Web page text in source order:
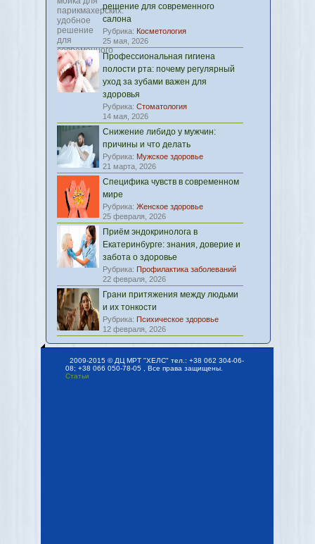
решение для современного
салона
Рубрика: Косметология
25 мая, 2026
Профессиональная гигиена
полости рта: почему регулярный
уход за зубами важен для
здоровья
Рубрика: Стоматология
14 мая, 2026
Снижение либидо у мужчин:
причины и что делать
Рубрика: Мужское здоровье
21 марта, 2026
Специфика чувств в современном
мире
Рубрика: Женское здоровье
25 февраля, 2026
Приём эндокринолога в
Екатеринбурге: знания, доверие и
забота о здоровье
Рубрика: Профилактика заболеваний
22 февраля, 2026
Грани притяжения между людьми
и их тонкости
Рубрика: Психическое здоровье
12 февраля, 2026
2009-2015 © ДЦ МРТ "ХЕЛС" тел.: +38 062 304-06-
08; +38 066 050-78-05 , Все права защищены.
Статьи